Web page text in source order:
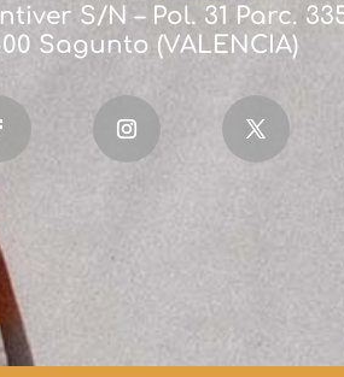
S/N – Pol. 31 Parc.
Sagunto (VALENCIA)